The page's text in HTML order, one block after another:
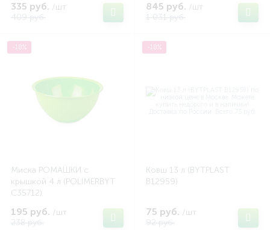
335 руб. /шт
409 руб.
845 руб. /шт
1 031 руб.
-18%
Миска РОМАШКИ с
крышкой 4 л (POLIMERBYT
C35712)
195 руб. /шт
238 руб.
-18%
Ковш 13 л (BYTPLAST
B12959)
75 руб. /шт
92 руб.